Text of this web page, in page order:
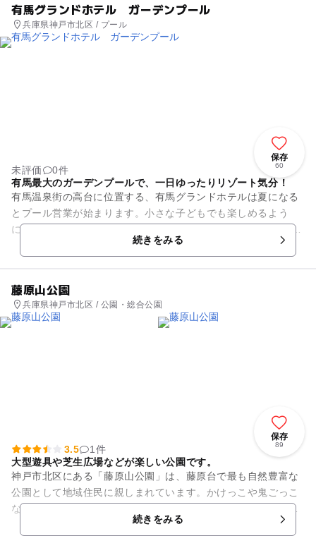
有馬グランドホテル ガーデンプール
兵庫県神戸市北区 / プール
保存
60
未評価
0件
有馬最大のガーデンプールで、一日ゆったりリゾート気分！
有馬温泉街の高台に位置する、有馬グランドホテルは夏になる
とプール営業が始まります。小さな子どもでも楽しめるよう
に、水深は60センチ、110センチ、120センチの3カ所あり、子
続きをみる
藤原山公園
兵庫県神戸市北区 / 公園・総合公園
保存
89
3.5
1件
大型遊具や芝生広場などが楽しい公園です。
神戸市北区にある「藤原山公園」は、藤原台で最も自然豊富な
公園として地域住民に親しまれています。かけっこや鬼ごっこ
などたくさんの遊びができる広い芝生広場をはじめ、子供が大
好きな滑り台付きの大型遊具...続きをみる